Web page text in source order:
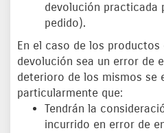
devolución practicada
pedido).
En el caso de los productos
devolución sea un error de
deterioro de los mismos se
particularmente que:
Tendrán la
incurrido en error de